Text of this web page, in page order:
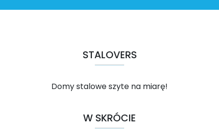
STALOVERS
Domy stalowe szyte na miarę!
W SKRÓCIE